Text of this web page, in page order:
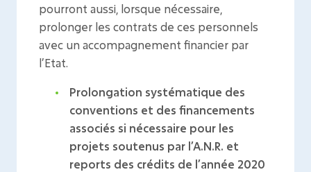
pourront aussi, lorsque nécessaire,
prolonger les contrats de ces personnels
avec un accompagnement financier par
l’Etat.
Prolongation systématique des
conventions et des financements
associés si nécessaire pour les
projets soutenus par l’A.N.R. et
reports des crédits de l’année 2020